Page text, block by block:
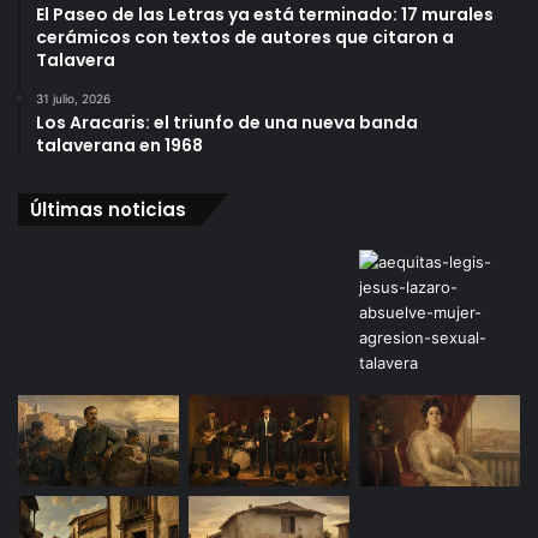
El Paseo de las Letras ya está terminado: 17 murales
cerámicos con textos de autores que citaron a
Talavera
31 julio, 2026
Los Aracaris: el triunfo de una nueva banda
talaverana en 1968
Últimas noticias